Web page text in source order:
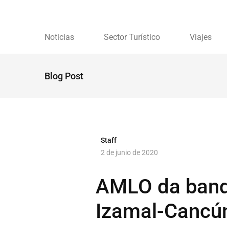
Noticias Sector Turístico Viajes
Blog Post
Staff
2 de junio de 2020
AMLO da
Izamal-